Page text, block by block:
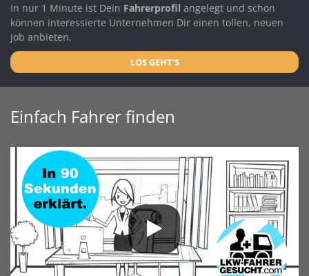
In nur 1 Minute ist Dein Fahrerprofil angelegt und schon
können interessierte Unternehmen Dir einen tollen, neuen
Job anbieten.
LOS GEHT'S
Einfach Fahrer finden